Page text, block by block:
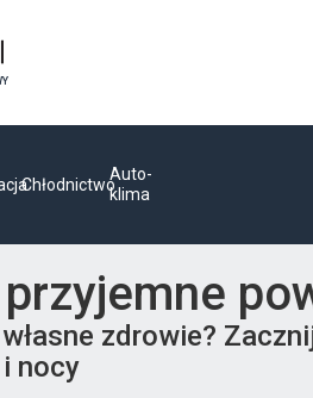
Chłodnictwo
Auto-
klima
zdrowie?
nocy